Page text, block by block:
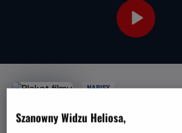
NAPISY
Odyseja
Szanowny Widzu Heliosa,